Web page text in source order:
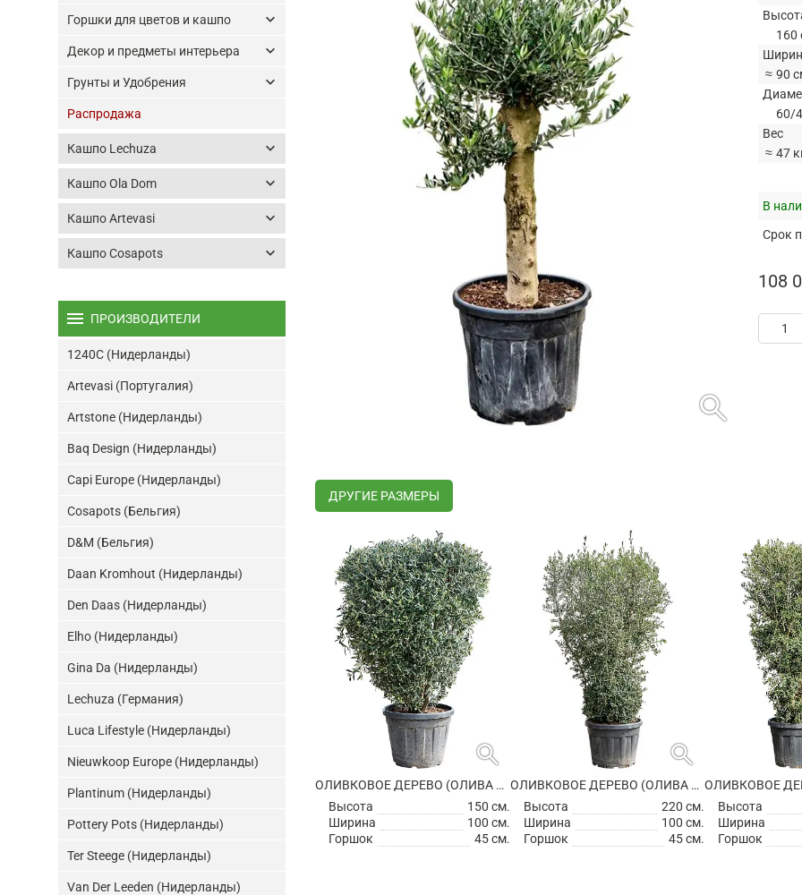
search
160
≈ 90
60/
Вес
≈ 47
В
Срок
108
ДРУГИЕ РАЗМЕРЫ
search
ОЛИВКОВОЕ ДЕРЕВО (ОЛИВА ЕВРОПЕЙСКАЯ)
Высота
150 см.
Ширина
100 см.
Горшок
45 см.
search
ОЛИВКОВОЕ ДЕРЕВО (ОЛИВА ЕВРОПЕЙСКАЯ)
Высота
220 см.
Ширина
100 см.
Горшок
45 см.
Высота
Ширина
Горшок
Горшки для цветов и кашпо keyboard_arrow_down
Декор и предметы интерьера keyboard_arrow_down
Грунты и Удобрения keyboard_arrow_down
Распродажа
Кашпо Lechuza keyboard_arrow_down
Кашпо Ola Dom keyboard_arrow_down
Кашпо Artevasi keyboard_arrow_down
Кашпо Cosapots keyboard_arrow_down
menu ПРОИЗВОДИТЕЛИ
1240C (Нидерланды)
Artevasi (Португалия)
Artstone (Нидерланды)
Baq Design (Нидерланды)
Capi Europe (Нидерланды)
Cosapots (Бельгия)
D&M (Бельгия)
Daan Kromhout (Нидерланды)
Den Daas (Нидерланды)
Elho (Нидерланды)
Gina Da (Нидерланды)
Lechuza (Германия)
Luca Lifestyle (Нидерланды)
Nieuwkoop Europe (Нидерланды)
Plantinum (Нидерланды)
Pottery Pots (Нидерланды)
Ter Steege (Нидерланды)
Van Der Leeden (Нидерланды)